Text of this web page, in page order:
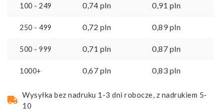
100 - 249 0,74 pln 0,91 pln
250 - 499 0,72 pln 0,89pln
500 - 999 0,71 pln 0,87 pln
1000+ 0,67 pln 0,83 pln
Wysyłka bez nadruku 1-3 dni robocze, z nadrukiem 5-
10